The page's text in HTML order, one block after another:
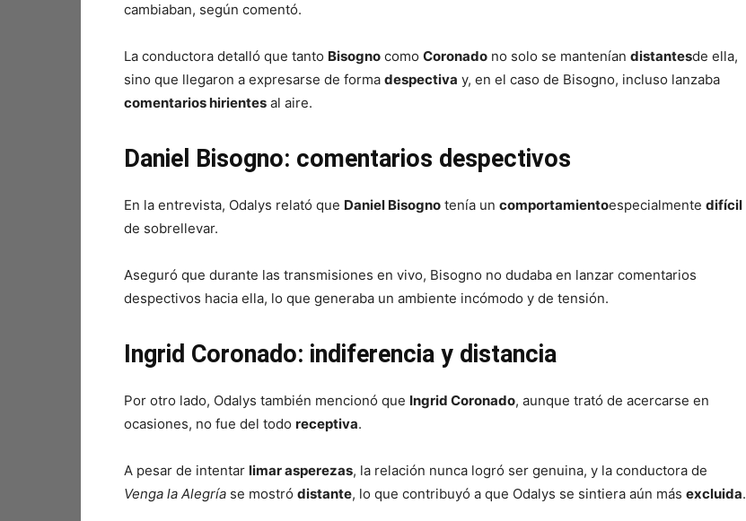
cambiaban, según comentó.
La conductora detalló que tanto Bisogno como Coronado no solo se mantenían distantesde ella,
sino que llegaron a expresarse de forma despectiva y, en el caso de Bisogno, incluso lanzaba
comentarios hirientes al aire.
Daniel Bisogno: comentarios despectivos
En la entrevista, Odalys relató que Daniel Bisogno tenía un comportamientoespecialmente difícil
de sobrellevar.
Aseguró que durante las transmisiones en vivo, Bisogno no dudaba en lanzar comentarios
despectivos hacia ella, lo que generaba un ambiente incómodo y de tensión.
Ingrid Coronado: indiferencia y distancia
Por otro lado, Odalys también mencionó que Ingrid Coronado, aunque trató de acercarse en
ocasiones, no fue del todo receptiva.
A pesar de intentar limar asperezas, la relación nunca logró ser genuina, y la conductora de
Venga la Alegría se mostró distante, lo que contribuyó a que Odalys se sintiera aún más excluida.